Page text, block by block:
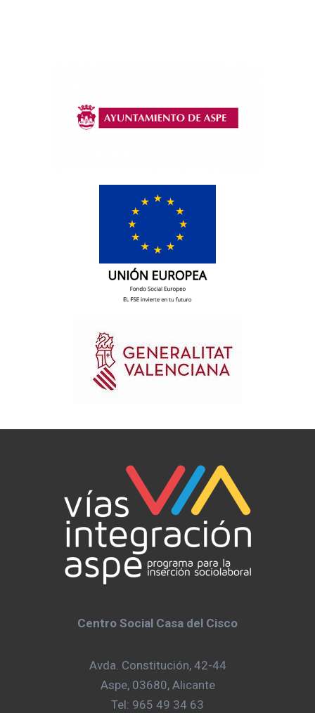
Centro Social Casa del Cisco
Avda. Constitución, 42-44
Aspe, 03680, Alicante
Tel: 965 49 34 63